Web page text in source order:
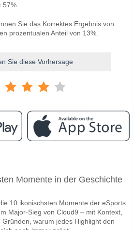
57%
Sie das Korrektes Ergebnis von
prozentualen Anteil von 13%.
Sie diese Vorhersage
v Sporting Gijon 09 May 2026 20:00.
Spiel, mit einer Wahrscheinlichkeit von
Momente in der Geschichte
10 ikonischsten Momente der eSports
Major-Sieg von Cloud9 – mit Kontext,
warum jedes Highlight den